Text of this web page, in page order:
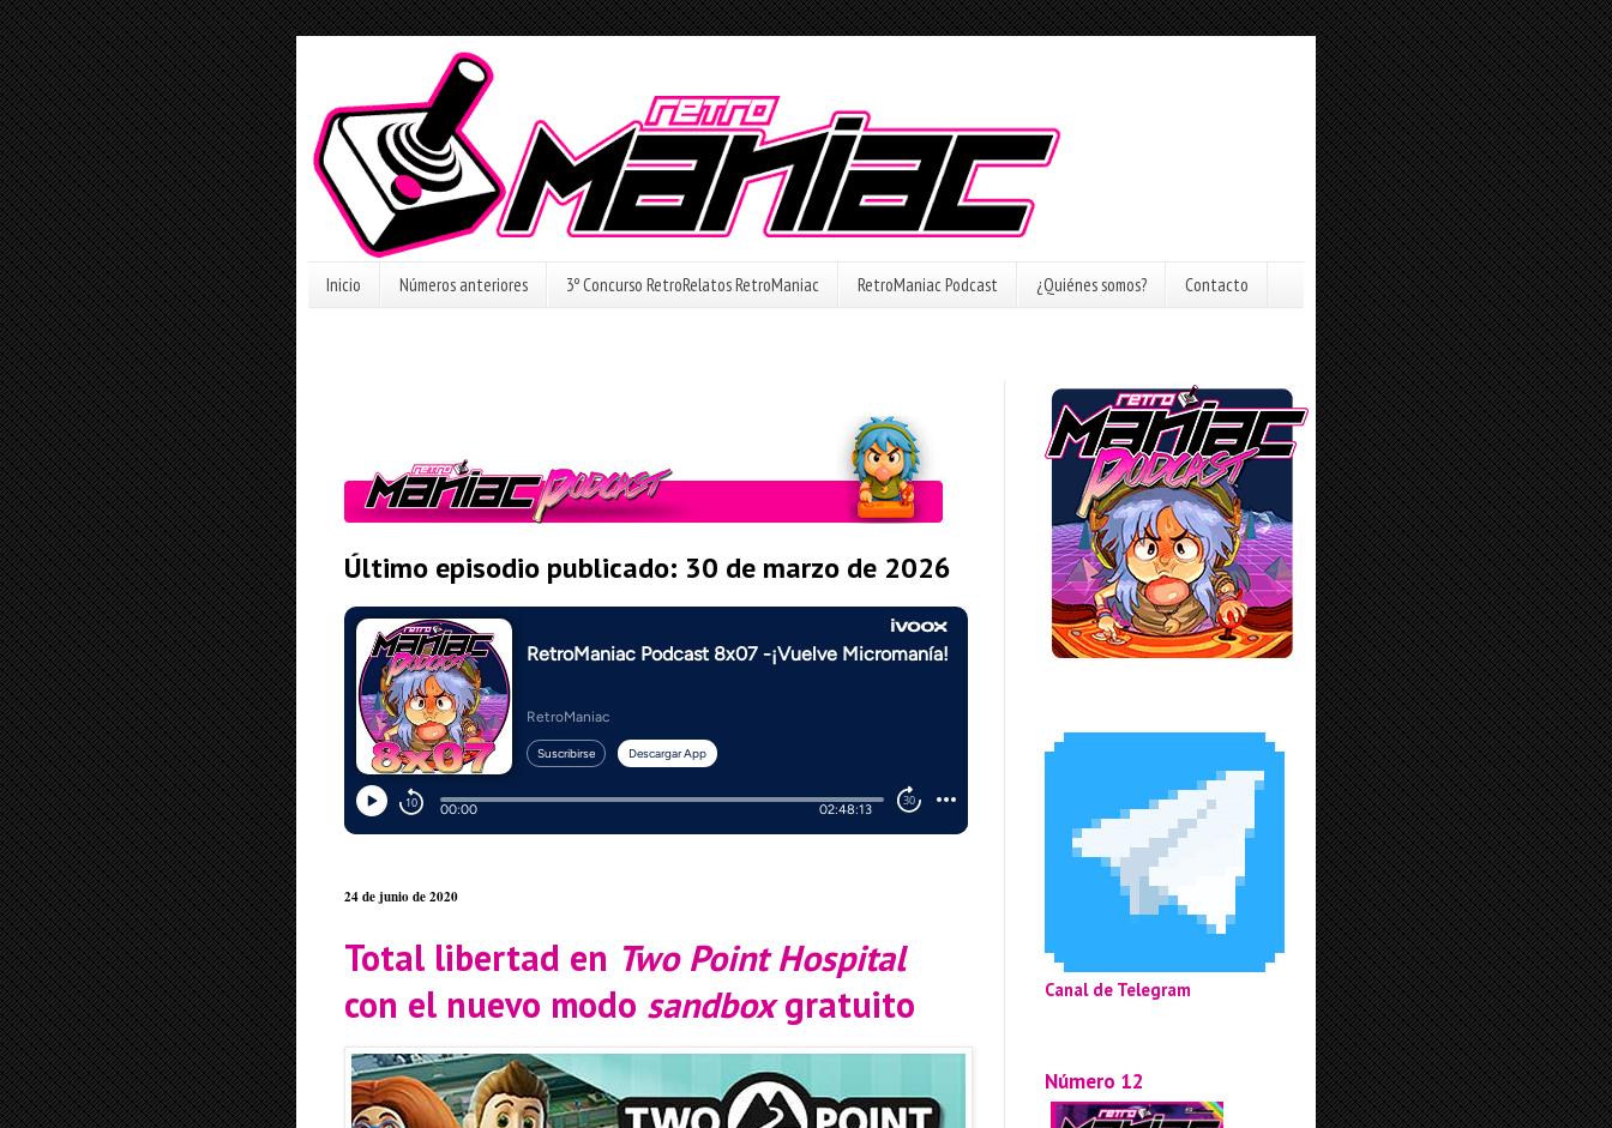
Inicio Números anteriores 3º Concurso RetroRelatos RetroManiac RetroManiac Podcast ¿Quiénes somos? Contacto
Último episodio publicado: 30 de marzo de 2026
24 de junio de 2020
Total libertad en Two Point Hospital
con el nuevo modo sandboxgratuito Canal de Telegram
Número 12